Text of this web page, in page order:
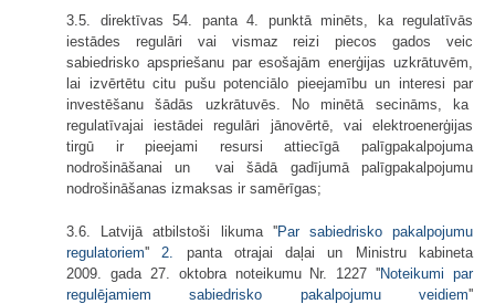
3.5. direktīvas 54. panta 4. punktā minēts, ka regulatīvās
iestādes regulāri vai vismaz reizi piecos gados veic
sabiedrisko apspriešanu par esošajām enerģijas uzkrātuvēm,
lai izvērtētu citu pušu potenciālo pieejamību un interesi par
investēšanu šādās uzkrātuvēs. No minētā secināms, ka
regulatīvajai iestādei regulāri jānovērtē, vai elektroenerģijas
tirgū ir pieejami resursi attiecīgā palīgpakalpojuma
nodrošināšanai un vai šādā gadījumā palīgpakalpojumu
nodrošināšanas izmaksas ir samērīgas;
3.6. Latvijā atbilstoši likuma ''Par sabiedrisko pakalpojumu
regulatoriem'' 2.
panta otrajai daļai un Ministru kabineta
2009. gada 27. oktobra noteikumu Nr. 1227 ''Noteikumi par
regulējamiem sabiedrisko pakalpojumu veidiem''